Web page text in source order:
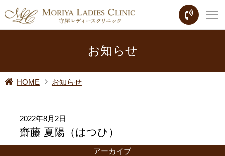
お知らせ
HOME お知らせ
2022年8月2日
齋藤 夏陽（はつひ）
アーカイブ